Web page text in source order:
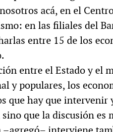
acá, en el
en las filiales del
entre 15 de los
entre el Estado y el
y populares, los
que hay que intervenir
que la discusión es